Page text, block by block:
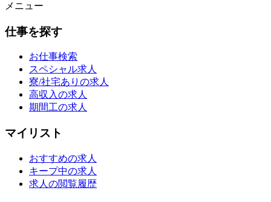
メニュー
仕事を探す
お仕事検索
スペシャル求人
寮/社宅ありの求人
高収入の求人
期間工の求人
マイリスト
おすすめの求人
キープ中の求人
求人の閲覧履歴